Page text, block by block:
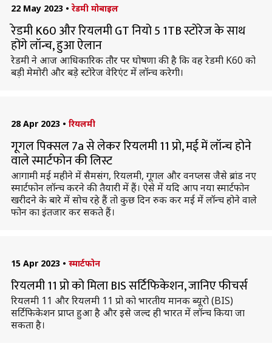
22 May 2023 • रेडमी मोबाइल
रेडमी K60 और रियलमी GT नियो 5 1TB स्टोरेज के साथ
होंगे लॉन्च, हुआ ऐलान
रेडमी ने आज आधिकारिक तौर पर घोषणा की है कि वह रेडमी K60 को
बड़ी मेमोरी और बड़े स्टोरेज वेरिएंट में लॉन्च करेगी।
28 Apr 2023 • रियलमी
गूगल पिक्सल 7a से लेकर रियलमी 11 प्रो, मई में लॉन्च होने
वाले स्मार्टफोन की लिस्ट
आगामी मई महीने में सैमसंग, रियलमी, गूगल और वनप्लस जैसे ब्रांड नए
स्मार्टफोन लॉन्च करने की तैयारी में हैं। ऐसे में यदि आप नया स्मार्टफोन
खरीदने के बारे में सोच रहे हैं तो कुछ दिन रुक कर मई में लॉन्च होने वाले
फोन का इंतजार कर सकते हैं।
15 Apr 2023 • स्मार्टफोन
रियलमी 11 प्रो को मिला BIS सर्टिफिकेशन, जानिए फीचर्स
रियलमी 11 और रियलमी 11 प्रो को भारतीय मानक ब्यूरो (BIS)
सर्टिफिकेशन प्राप्त हुआ है और इसे जल्द ही भारत में लॉन्च किया जा
सकता है।